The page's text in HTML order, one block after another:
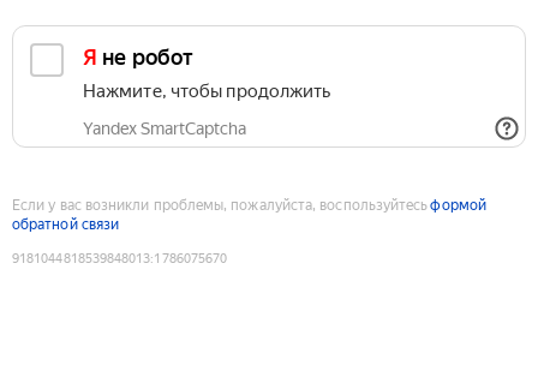
Я не робот
Нажмите, чтобы продолжить
Yandex SmartCaptcha
Если у вас возникли проблемы, пожалуйста, воспользуйтесьформой
обратной связи
9181044818539848013:1786075670